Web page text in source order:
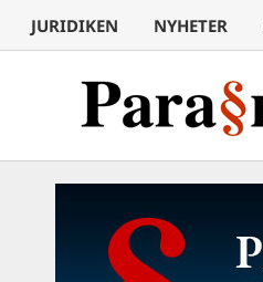
JURIDIKEN NYHETER